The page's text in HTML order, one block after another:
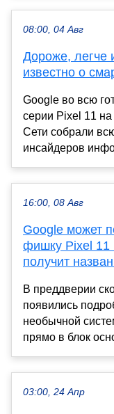
08:00, 04 Авг
Дороже, легче
известно о
Google во всю
серии Pixel 11 на
Сети собрали
инсайдеров
16:00, 08 Авг
Google может
фишку Pixel 11
получит
В преддверии
появились
необычной
прямо в блок
03:00, 24 Апр